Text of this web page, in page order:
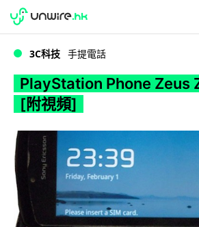
WWDC 2026
3C科技 手提電話
PlayStation Phone Zeus
[附視頻]